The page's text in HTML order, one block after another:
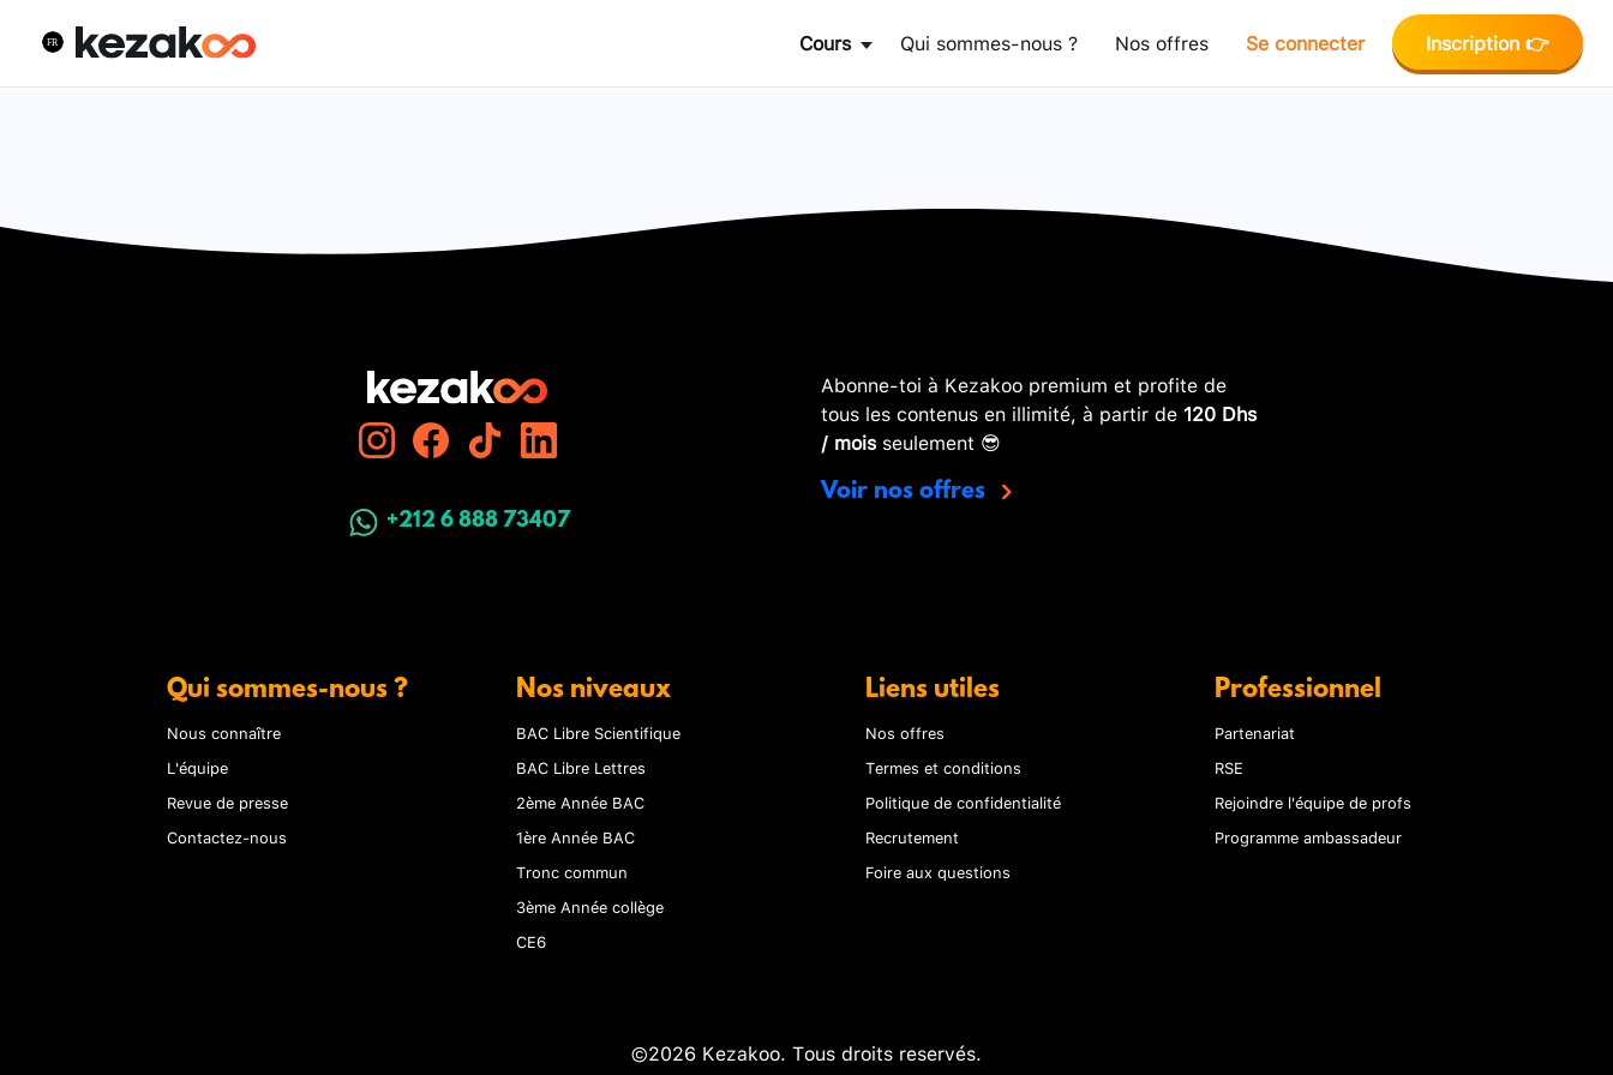
Cours Qui sommes-nous ? Nos offres Se connecter Inscription 👉
+212 6 888 73407
Abonne-toi à Kezakoo premium et profite de
tous les contenus en illimité, à partir de 120 Dhs
/ moisseulement 😎
Voir nos offres
Qui sommes-nous ?
Nous connaître
L'équipe
Revue de presse
Contactez-nous
Nos niveaux
BAC Libre Scientifique
BAC Libre Lettres
2ème Année BAC
1ère Année BAC
Tronc commun
3ème Année collège
CE6
Liens utiles
Nos offres
Termes et conditions
Politique de confidentialité
Recrutement
Foire aux questions
Professionnel
Partenariat
RSE
Rejoindre l'équipe de profs
Programme ambassadeur
©2026 Kezakoo. Tous droits reservés.